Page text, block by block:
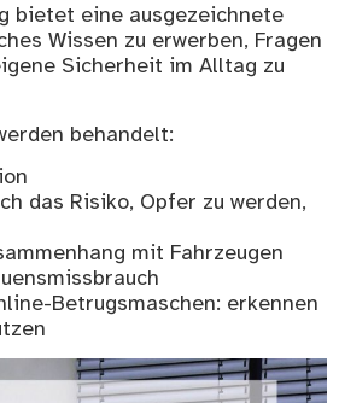
bietet eine ausgezeichnete
Wissen zu erwerben, Fragen
Sicherheit im Alltag zu
behandelt:
das Risiko, Opfer zu werden,
mit Fahrzeugen
Betrugsmaschen: erkennen